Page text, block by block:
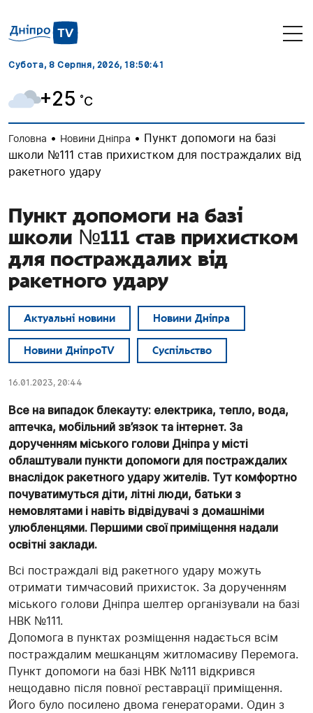
Субота, 8 Серпня, 2026, 18:50:42
+25 ˚C
Головна • Новини Дніпра • Пункт допомоги на базі
школи №111 став прихистком для постраждалих від
ракетного удару
Пункт допомоги на базі
школи №111 став прихистком
для постраждалих від
ракетного удару
Актуальні новини Новини Дніпра
Новини ДніпроTV Суспільство
16.01.2023, 20:44
Все на випадок блекауту: електрика, тепло, вода,
аптечка, мобільний зв’язок та інтернет. За
дорученням міського голови Дніпра у місті
облаштували пункти допомоги для постраждалих
внаслідок ракетного удару жителів. Тут комфортно
почуватимуться діти, літні люди, батьки з
немовлятами і навіть відвідувачі з домашніми
улюбленцями. Першими свої приміщення надали
освітні заклади.
Всі постраждалі від ракетного удару можуть
отримати тимчасовий прихисток. За дорученням
міського голови Дніпра шелтер організували на базі
НВК №111.
Допомога в пунктах розміщення надається всім
постраждалим мешканцям житломасиву Перемога.
Пункт допомоги на базі НВК №111 відкрився
нещодавно після повної реставрації приміщення.
Його було посилено двома генераторами. Один з